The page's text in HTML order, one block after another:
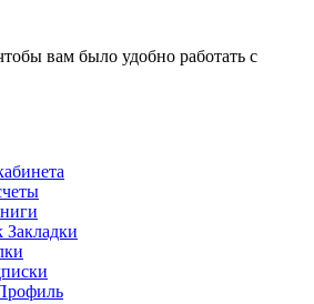
вам было удобно работать с
Закладки